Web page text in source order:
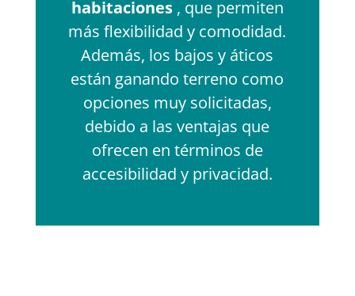
habitaciones, que permiten
más flexibilidad y comodidad.
Además, los bajos y áticos
están ganando terreno como
opciones muy solicitadas,
debido a las ventajas que
ofrecen en términos de
accesibilidad y privacidad.